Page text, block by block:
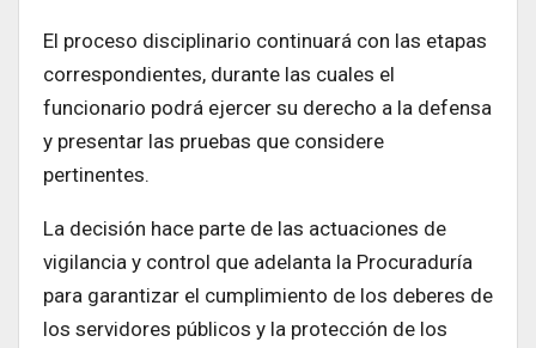
El proceso disciplinario continuará con las etapas
correspondientes, durante las cuales el
funcionario podrá ejercer su derecho a la defensa
y presentar las pruebas que considere
pertinentes.
La decisión hace parte de las actuaciones de
vigilancia y control que adelanta la Procuraduría
para garantizar el cumplimiento de los deberes de
los servidores públicos y la protección de los